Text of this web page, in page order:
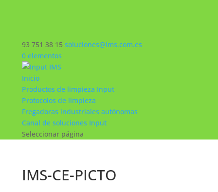
93 751 38 15 soluciones@ims.com.es
0 elementos
Inicio
Productos de limpieza Input
Protocolos de limpieza
Fregadoras industriales autónomas
Canal de soluciones Input
Seleccionar página
IMS-CE-PICTO